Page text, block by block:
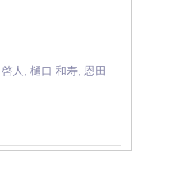
人, 樋口 和寿, 恩田